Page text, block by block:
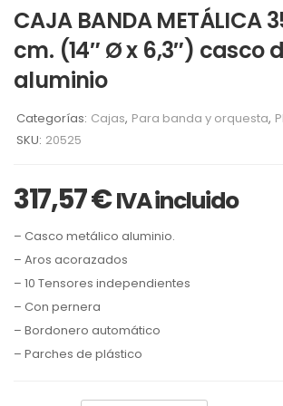
CAJA BANDA METÁLICA
cm. (14″ Ø x 6,3″) casco
aluminio
Categorías: Cajas, Para banda y orquesta,
SKU: 20525
317,57€ IVA incluido
– Casco metálico aluminio.
– Aros acorazados
– 10 Tensores independientes
– Con pernera
– Bordonero automático
– Parches de plástico